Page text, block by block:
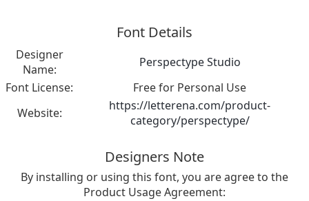
Font Details
Designer
Name:
Perspectype Studio
Font License:
Free for Personal Use
Website:
https://letterena.com/product-
category/perspectype/
Designers Note
By installing or using this font, you are agree to the
Product Usage Agreement: